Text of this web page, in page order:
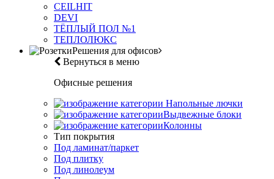
CEILHIT
DEVI
ТЁПЛЫЙ ПОЛ №1
ТЕПЛОЛЮКС
Решения для офисов
Вернуться в меню
Офисные решения
Напольные лючки
Выдвежные блоки
Колонны
Тип покрытия
Под ламинат/паркет
Под плитку
Под линолеум